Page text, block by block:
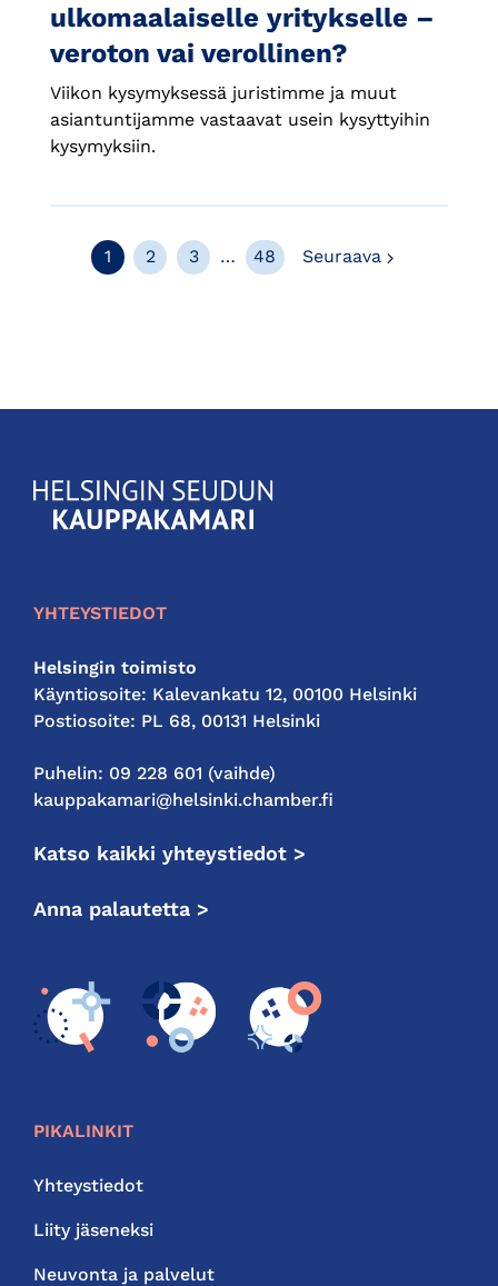
ulkomaalaiselle yritykselle –
veroton vai verollinen?
Viikon kysymyksessä juristimme ja muut
asiantuntijamme vastaavat usein kysyttyihin
kysymyksiin.
1 2 3 … 48 Seuraava
KauppakamariHelsingin
seudun
YHTEYSTIEDOT
Helsingin toimisto
Käyntiosoite: Kalevankatu 12, 00100 Helsinki
Postiosoite: PL 68, 00131 Helsinki
Puhelin: 09 228 601 (vaihde)
kauppakamari@helsinki.chamber.fi
Katso kaikki yhteystiedot >
Anna palautetta >
PIKALINKIT
Yhteystiedot
Liity jäseneksi
Neuvonta ja palvelut